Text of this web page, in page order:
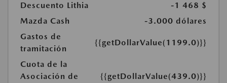
Descuento Lithia
-1 468 $
Mazda Cash
-3.000 dólares
Gastos de
tramitación
{{getDollarValue(1199.0)}}
Cuota de la
Asociación de
{{getDollarValue(439.0)}}